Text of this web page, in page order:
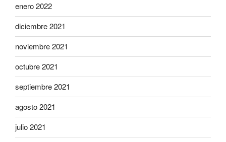
enero 2022
diciembre 2021
noviembre 2021
octubre 2021
septiembre 2021
agosto 2021
julio 2021